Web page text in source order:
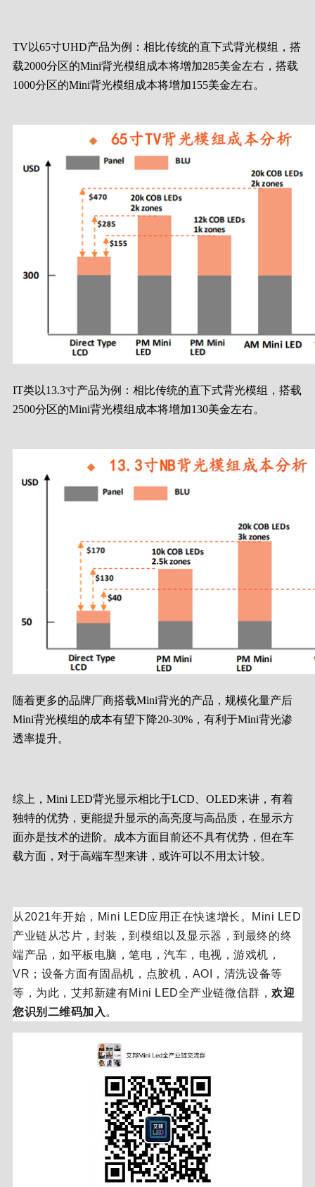
TV以65寸UHD产品为例：相比传统的直下式背光模组，搭
载2000分区的Mini背光模组成本将增加285美金左右，搭载
1000分区的Mini背光模组成本将增加155美金左右。
IT类以13.3寸产品为例：相比传统的直下式背光模组，搭载
2500分区的Mini背光模组成本将增加130美金左右。
随着更多的品牌厂商搭载Mini背光的产品，规模化量产后
Mini背光模组的成本有望下降20-30%，有利于Mini背光渗
透率提升。
综上，Mini LED背光显示相比于LCD、OLED来讲，有着
独特的优势，更能提升显示的高亮度与高品质，在显示方
面亦是技术的进阶。成本方面目前还不具有优势，但在车
载方面，对于高端车型来讲，或许可以不用太计较。
从2021年开始，Mini LED应用正在快速增长。
Mini LED
产业链从芯片，封装，到模组以及显示器，到最终的终
端产品，如平板电脑，笔电，汽车，电视，游戏机，
VR； 设备方面有固晶机，点胶机，AOI，清洗设备等
等，为此，艾邦新建有Mini LED全产业链微信群，欢迎
您识别二维码加入。